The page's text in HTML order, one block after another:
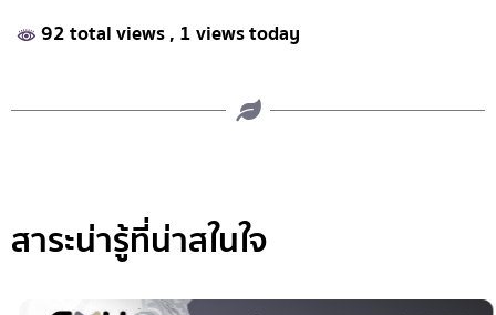
92 total views, 1 views today
สาระน่ารู้ที่น่าสในใจ